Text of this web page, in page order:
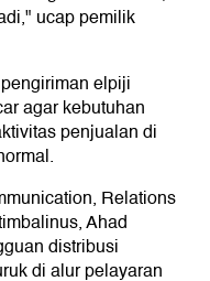
ucap pemilik
elpiji
agar kebutuhan
penjualan di
Relations
Ahad
distribusi
di alur pelayaran